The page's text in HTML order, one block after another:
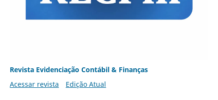
Revista Evidenciação Contábil & Finanças
Acessar revista
Edição Atual